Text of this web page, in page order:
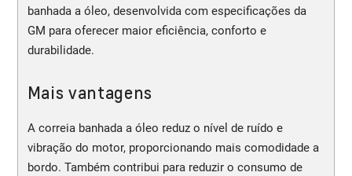
banhada a óleo, desenvolvida com especificações da
GM para oferecer maior eficiência, conforto e
durabilidade.
Mais vantagens
A correia banhada a óleo reduz o nível de ruído e
vibração do motor, proporcionando mais comodidade a
bordo. Também contribui para reduzir o consumo de